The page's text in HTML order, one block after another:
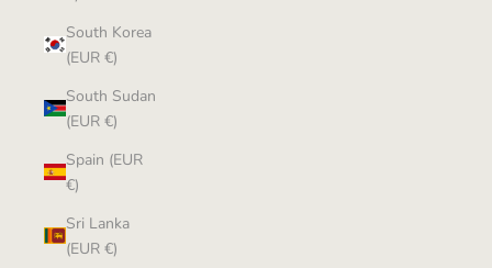
South Korea
(EUR €)
South Sudan
(EUR €)
Spain (EUR
€)
Sri Lanka
(EUR €)